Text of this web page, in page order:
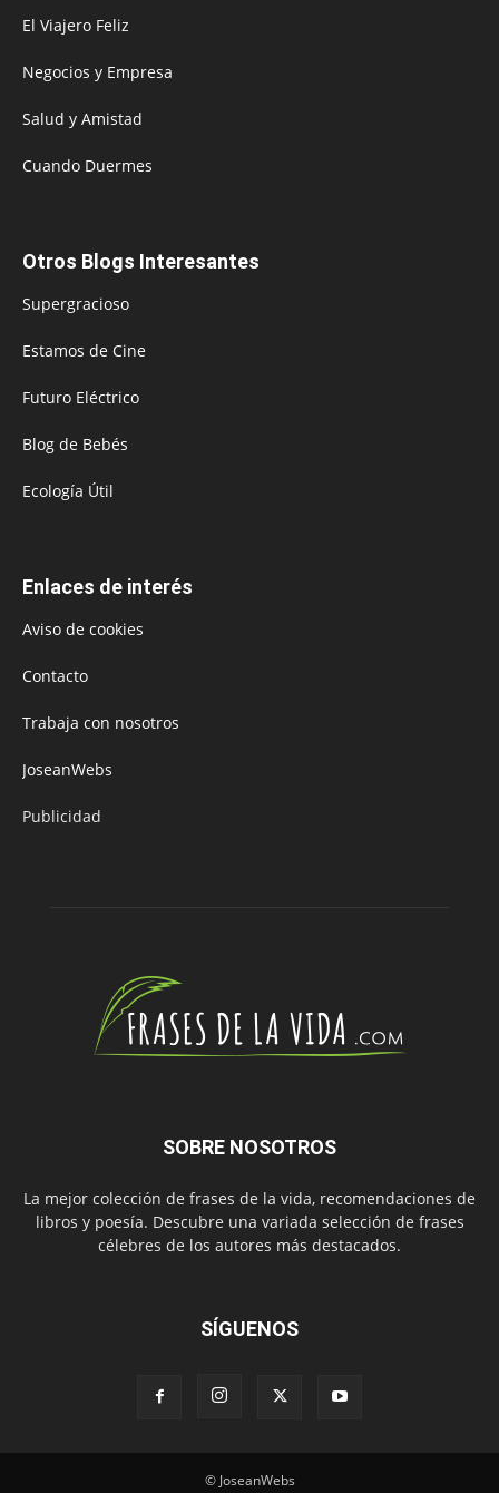
El Viajero Feliz
Negocios y Empresa
Salud y Amistad
Cuando Duermes
Otros Blogs Interesantes
Supergracioso
Estamos de Cine
Futuro Eléctrico
Blog de Bebés
Ecología Útil
Enlaces de interés
Aviso de cookies
Contacto
Trabaja con nosotros
JoseanWebs
Publicidad
SOBRE NOSOTROS
La mejor colección de frases de la vida, recomendaciones de
libros y poesía. Descubre una variada selección de frases
célebres de los autores más destacados.
SÍGUENOS
© JoseanWebs